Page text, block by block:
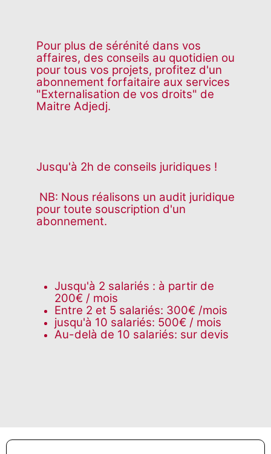
Pour plus de sérénité dans vos
affaires, des conseils au quotidien ou
pour tous vos projets, profitez d'un
abonnement forfaitaire aux services
"Externalisation de vos droits" de
Maitre Adjedj.
Jusqu'à 2h de conseils juridiques !
NB: Nous réalisons un audit juridique
pour toute souscription d'un
abonnement.
Jusqu'à 2 salariés : à partir de
200€ / mois
Entre 2 et 5 salariés: 300€ /mois
jusqu'à 10 salariés: 500€ / mois
Au-delà de 10 salariés: sur devis